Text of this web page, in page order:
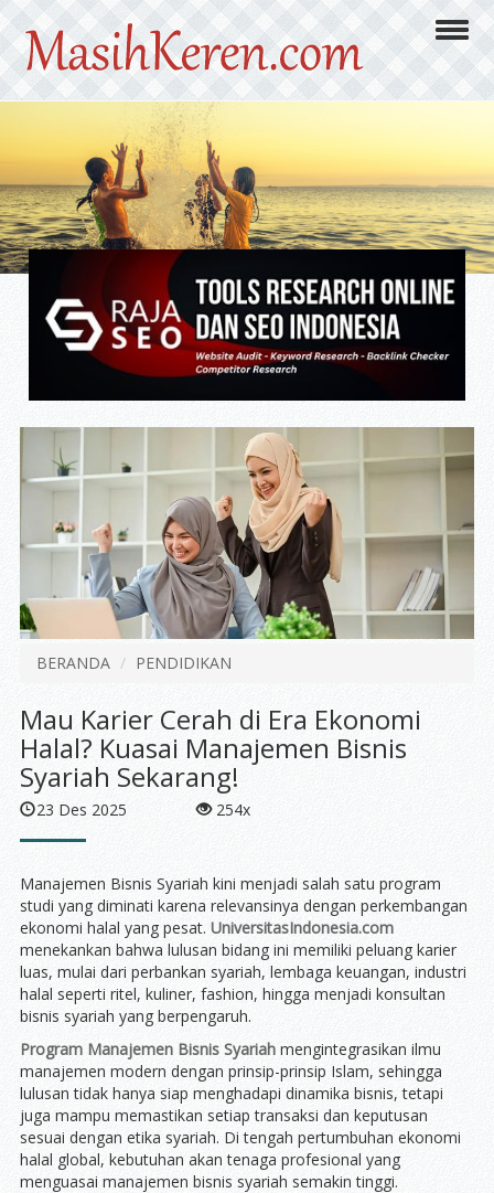
BERANDA PENDIDIKAN
Mau Karier Cerah di Era Ekonomi
Halal? Kuasai Manajemen Bisnis
Syariah Sekarang!
23 Des 2025 254x
Manajemen Bisnis Syariah kini menjadi salah satu program
studi yang diminati karena relevansinya dengan perkembangan
ekonomi halal yang pesat. UniversitasIndonesia.com
menekankan bahwa lulusan bidang ini memiliki peluang karier
luas, mulai dari perbankan syariah, lembaga keuangan, industri
halal seperti ritel, kuliner, fashion, hingga menjadi konsultan
bisnis syariah yang berpengaruh.
Program Manajemen Bisnis Syariahmengintegrasikan ilmu
manajemen modern dengan prinsip-prinsip Islam, sehingga
lulusan tidak hanya siap menghadapi dinamika bisnis, tetapi
juga mampu memastikan setiap transaksi dan keputusan
sesuai dengan etika syariah. Di tengah pertumbuhan ekonomi
halal global, kebutuhan akan tenaga profesional yang
menguasai manajemen bisnis syariah semakin tinggi.